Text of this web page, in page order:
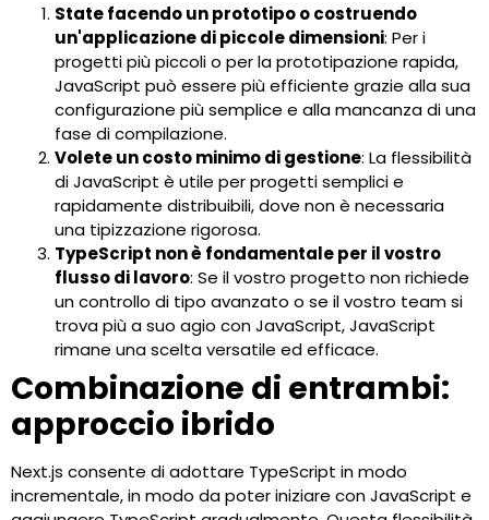
State facendo un prototipo o costruendo
un'applicazione di piccole dimensioni: Per i
progetti più piccoli o per la prototipazione rapida,
JavaScript può essere più efficiente grazie alla sua
configurazione più semplice e alla mancanza di una
fase di compilazione.
Volete un costo minimo di gestione: La flessibilità
di JavaScript è utile per progetti semplici e
rapidamente distribuibili, dove non è necessaria
una tipizzazione rigorosa.
TypeScript non è fondamentale per il vostro
flusso di lavoro: Se il vostro progetto non richiede
un controllo di tipo avanzato o se il vostro team si
trova più a suo agio con JavaScript, JavaScript
rimane una scelta versatile ed efficace.
Combinazione di entrambi:
approccio ibrido
Next.js consente di adottare TypeScript in modo
incrementale, in modo da poter iniziare con JavaScript e